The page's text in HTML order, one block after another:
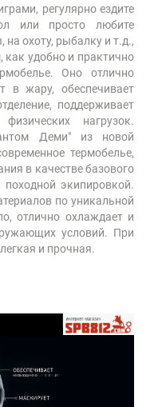
регулярно ездите
или просто любите
на охоту, рыбалку и т.д.,
как удобно и практично
Оно отлично
в жару, обеспечивает
поддерживает
нагрузок.
Деми" из новой
термобелье,
в качестве базового
экипировкой.
по уникальной
отлично охлаждает и
условий. При
и прочная.